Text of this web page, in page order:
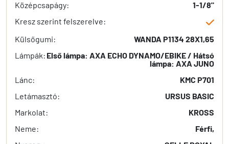
Középcsapágy:
1-1/8"
Kresz szerint felszerelve:
Külsőgumi:
WANDA P1134 28X1,65
Lámpák: Első lámpa: AXA ECHO DYNAMO/EBIKE / Hátsó
lámpa: AXA JUNO
Lánc:
KMC P701
Letámasztó:
URSUS BASIC
Markolat:
KROSS
Neme:
Férfi,